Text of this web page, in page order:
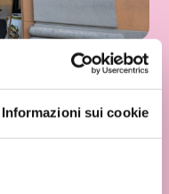
Informazioni sui cookie